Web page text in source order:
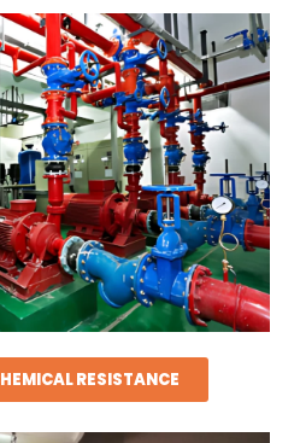
RESISTANCE